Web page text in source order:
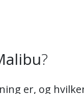
?
er, og